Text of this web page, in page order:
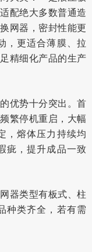
配绝大多数普通造
网器，密封性能更
，更适合薄膜、拉
精细化产品的生产
优势十分突出。首
繁停机重启，大幅
，熔体压力持续均
疵，提升成品一致
器类型有板式、柱
种类齐全，若有需